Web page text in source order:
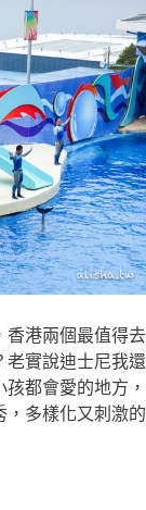
香港兩個最值得去
老實說迪士尼我還
都會愛的地方，
，多樣化又刺激的